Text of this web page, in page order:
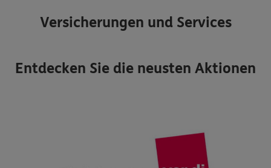
Versicherungen und Services
Entdecken Sie die neusten Aktionen